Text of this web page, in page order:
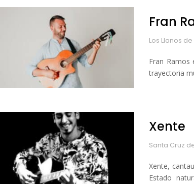
Fran
Los Llanos
Fran
trayectoria
Xente
Santa Cruz
Xente,
Estado